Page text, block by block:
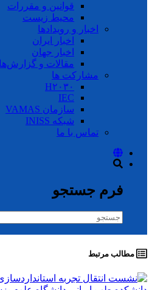
قوانین و مقررات
محیط زیست
اخبار و رویدادها
اخبار ایران
اخبار جهان
مقالات و گزارش‌ها
مشارکت ها
H۲۰۳۰
IEC
سازمان VAMAS
شبکه INISS
تماس با ما
فرم جستجو
مطالب مرتبط